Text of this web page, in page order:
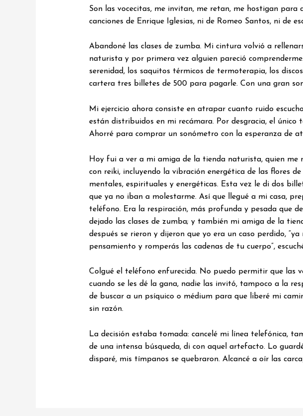
Son las vocecitas, me invitan, me retan, me hostigan para
canciones de Enrique Iglesias, ni de Romeo Santos, ni de
Abandoné las clases de zumba. Mi cintura volvió a
naturista y por primera vez alguien pareció
serenidad, los saquitos térmicos de termoterapia, los
cartera tres billetes de 500 para pagarle. Con una gran
Mi ejercicio ahora consiste en atrapar cuanto ruido
están distribuidos en mi recámara. Por desgracia, el
Ahorré para comprar un sonómetro con la esperanza de
Hoy fui a ver a mi amiga de la tienda naturista, quien me
con reiki, incluyendo la vibración energética de las flores
mentales, espirituales y energéticas. Esta vez le di dos
que ya no iban a molestarme. Así que llegué a mi casa,
teléfono. Era la respiración, más profunda y pesada que
dejado las clases de zumba; y también mi amiga de la
después se rieron y dijeron que yo era un caso perdido,
pensamiento y romperás las cadenas de tu cuerpo”,
Colgué el teléfono enfurecida. No puedo permitir que las
cuando se les dé la gana, nadie las invitó, tampoco a la
de buscar a un psíquico o médium para que liberé mi
sin razón.
La decisión estaba tomada: cancelé mi línea telefónica,
de una intensa búsqueda, di con aquel artefacto. Lo
disparé, mis tímpanos se quebraron. Alcancé a oír las